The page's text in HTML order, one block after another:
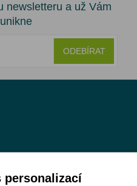
newsletteru a už Vám
ODEBÍRAT
personalizací